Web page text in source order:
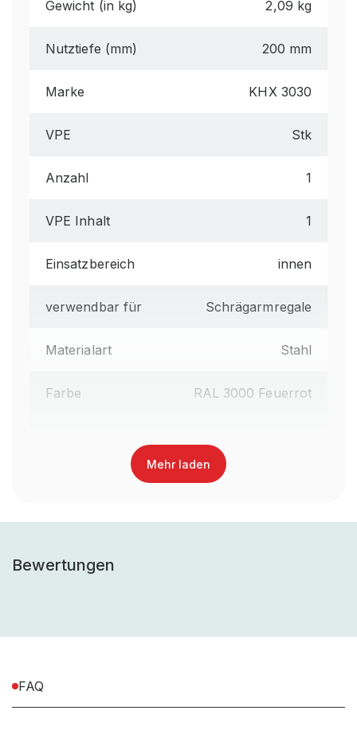
Gewicht (in kg) 2,09 kg
Nutztiefe (mm) 200 mm
Marke KHX 3030
VPE Stk
Anzahl 1
VPE Inhalt 1
Einsatzbereich innen
verwendbar für Schrägarmregale
Materialart Stahl
Farbe RAL 3000 Feuerrot
gem. Stückliste
Anlieferart (z.B vormontiert,
Mehr laden
Bewertungen
FAQ